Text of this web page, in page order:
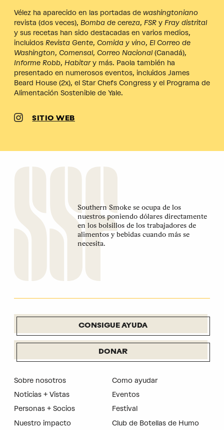
Vélez ha aparecido en las portadas de washingtoniano
revista (dos veces), Bomba de cereza, FSR y Fray distrital
y sus recetas han sido destacadas en varios medios,
incluidos Revista Gente, Comida y vino, El Correo de
Washington, Comensal, Correo Nacional(Canadá),
Informe Robb, Habitary más. Paola también ha
presentado en numerosos eventos, incluidos James
Beard House (2x), el Star Chefs Congress y el Programa de
Alimentación Sostenible de Yale.
SITIO WEB
Southern Smoke se ocupa de los
nuestros poniendo dólares directamente
en los bolsillos de los trabajadores de
alimentos y bebidas cuando más se
necesita.
CONSIGUE AYUDA
DONAR
Sobre nosotros
Noticias + Vistas
Personas + Socios
Nuestro impacto
Como ayudar
Eventos
Festival
Club de Botellas de Humo